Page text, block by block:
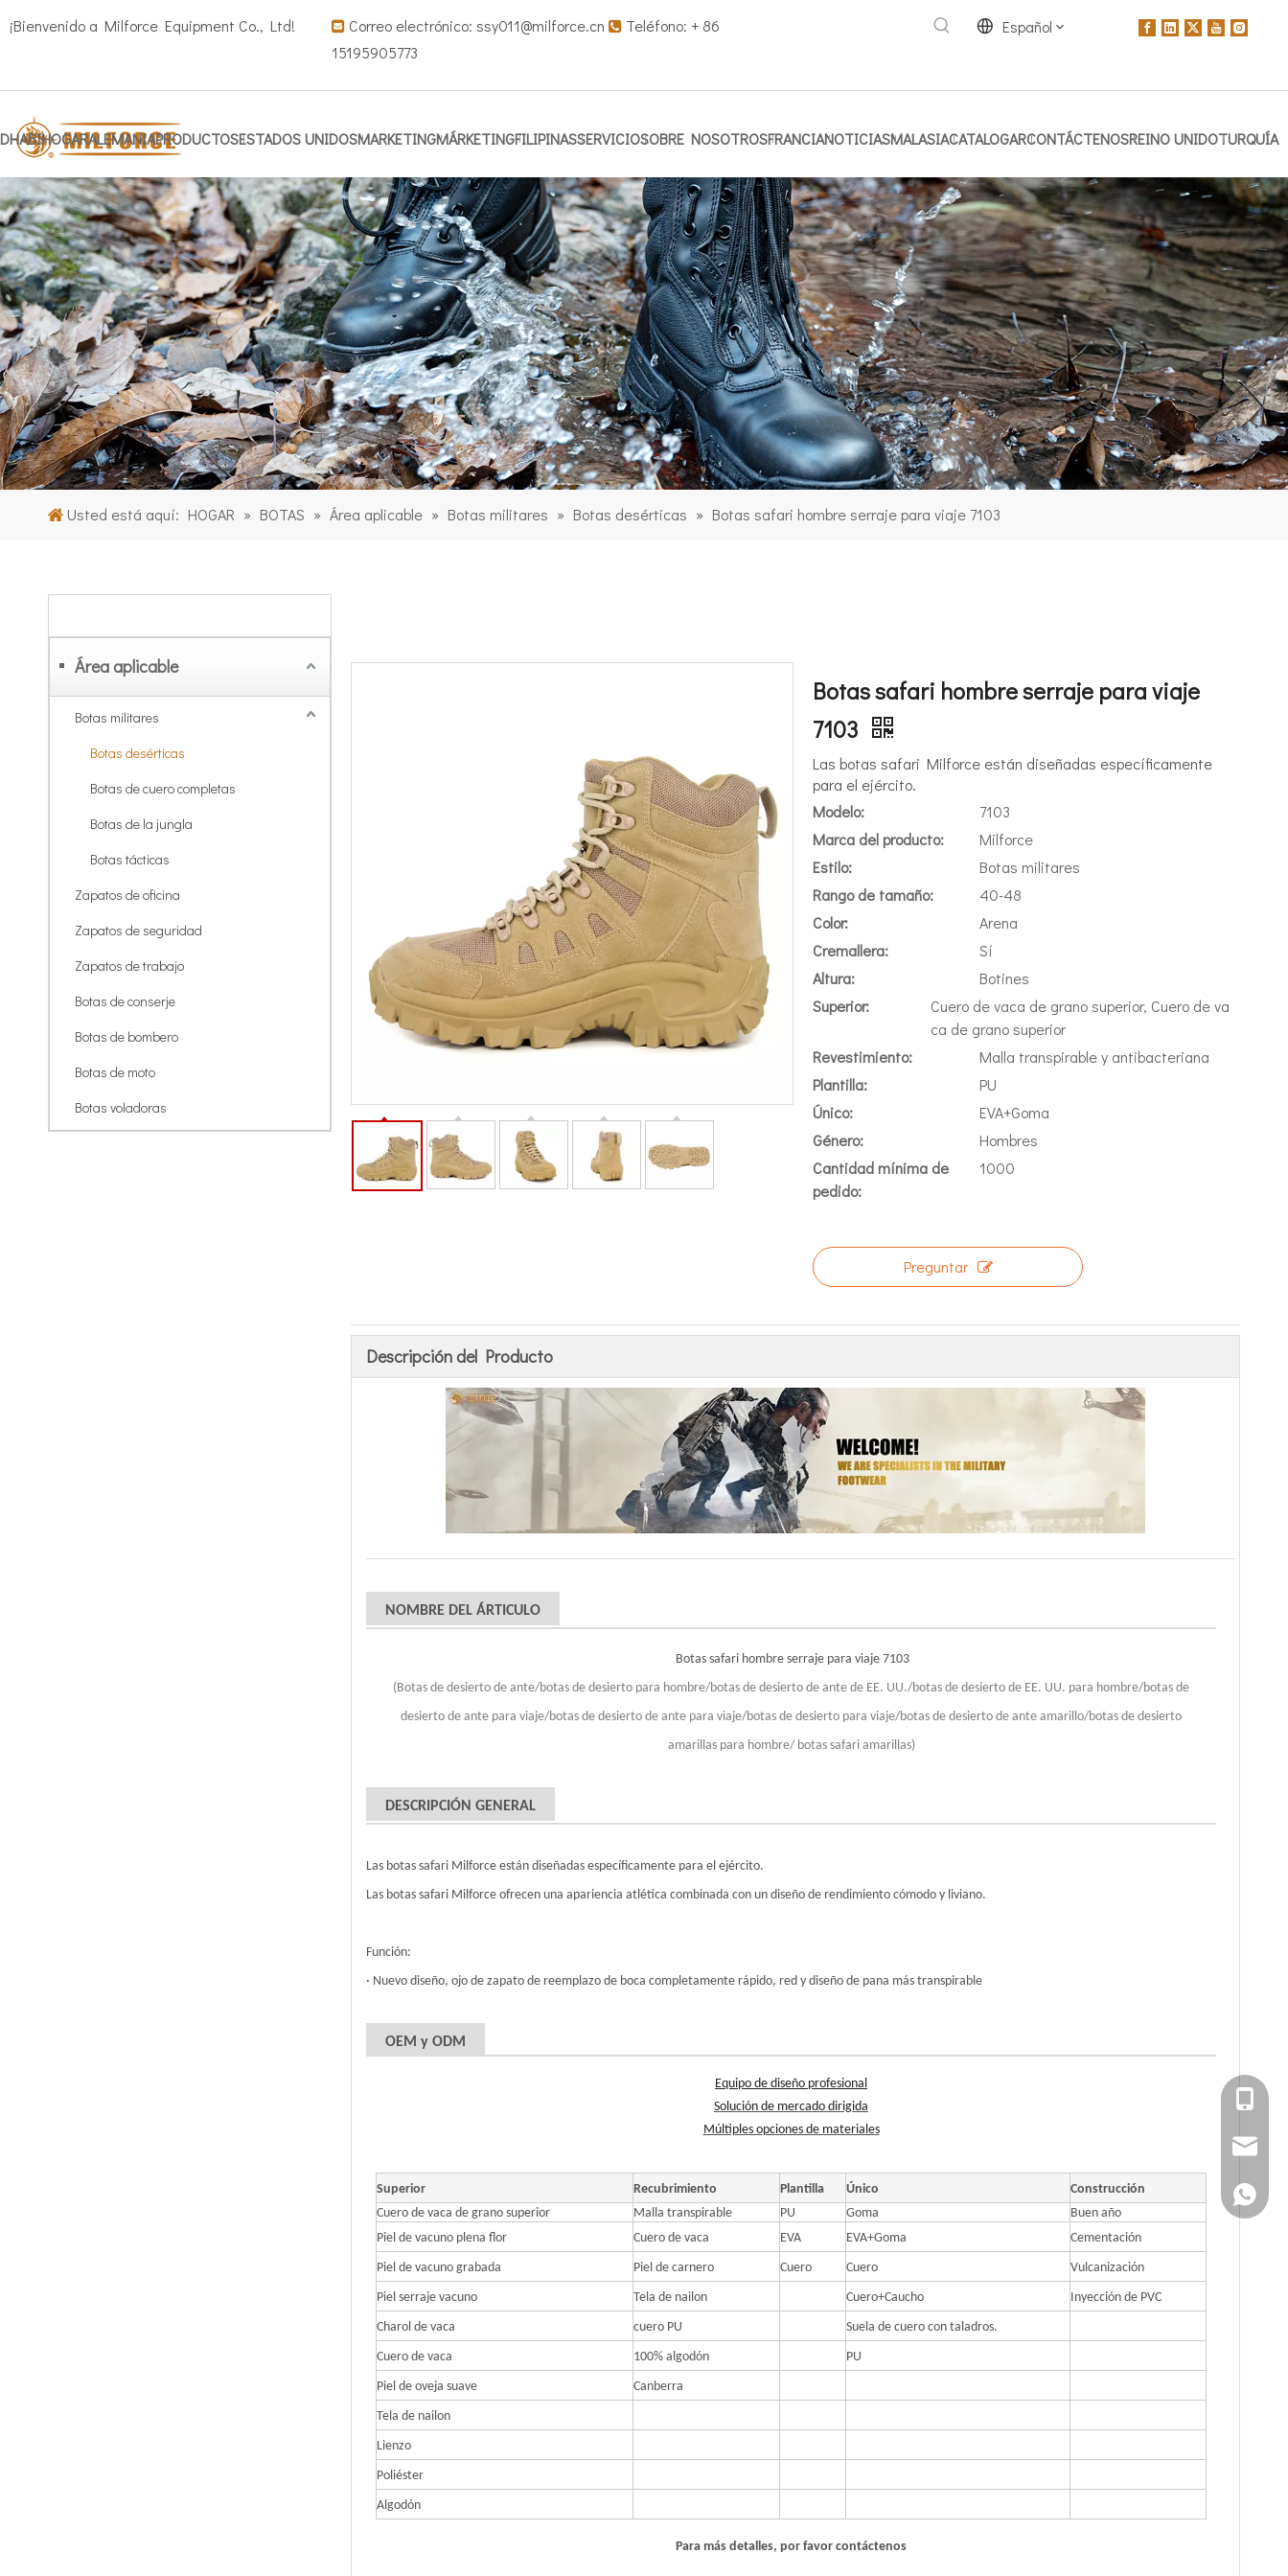
¡Bienvenido a Milforce Equipment Co., Ltd!  Correo electrónico: ssy011@milforce.cn  Teléfono: + 86
15195905773
Español
HOGARALEMANIAPRODUCTOSESTADOS UNIDOSMARKETINGMÁRKETINGFILIPINASSERVICIOSOBRE NOSOTROSFRANCIANOTICIASMALASIACATALOGARCONTÁCTENOSREINO UNIDOTURQUÍA
Usted está aquí: HOGAR » BOTAS » Área aplicable » Botas militares » Botas desérticas » Botas safari hombre serraje para viaje 7103
Área aplicable
Botas militares
Botas desérticas
Botas de cuero completas
Botas de la jungla
Botas tácticas
Zapatos de oficina
Zapatos de seguridad
Zapatos de trabajo
Botas de conserje
Botas de bombero
Botas de moto
Botas voladoras
Botas safari hombre serraje para viaje
7103
Las botas safari Milforce están diseñadas específicamente
para el ejército.
Modelo:
7103
Marca del producto:
Milforce
Estilo:
Botas militares
Rango de tamaño:
40-48
Color:
Arena
Cremallera:
Sí
Altura:
Botines
Superior:
Cuero de vaca de grano superior, Cuero de va
ca de grano superior
Revestimiento:
Malla transpirable y antibacteriana
Plantilla:
PU
Único:
EVA+Goma
Género:
Hombres
Cantidad mínima de
pedido:
1000
Preguntar
Descripción del Producto
NOMBRE DEL ÁRTICULO
Botas safari hombre serraje para viaje 7103
(Botas de desierto de ante/botas de desierto para hombre/botas de desierto de ante de EE. UU./botas de desierto de EE. UU. para hombre/botas de
desierto de ante para viaje/botas de desierto de ante para viaje/botas de desierto para viaje/botas de desierto de ante amarillo/botas de desierto
amarillas para hombre/ botas safari amarillas)
DESCRIPCIÓN GENERAL
Las botas safari Milforce están diseñadas específicamente para el ejército.
Las botas safari Milforce ofrecen una apariencia atlética combinada con un diseño de rendimiento cómodo y liviano.
Función:
· Nuevo diseño, ojo de zapato de reemplazo de boca completamente rápido, red y diseño de pana más transpirable
OEM y ODM
Equipo de diseño profesional
Solución de mercado dirigida
Múltiples opciones de materiales
Superior Recubrimiento Plantilla Único
Construcción
Cuero de vaca de grano superior
Malla transpirable PU Goma
Buen año
Piel de vacuno plena flor
Cuero de vaca EVA EVA+Goma Cementación
Piel de vacuno grabada Piel de carnero Cuero Cuero Vulcanización
Piel serraje vacuno Tela de nailon Cuero+Caucho Inyección de PVC
Charol de vaca cuero PU Suela de cuero con taladros.
Cuero de vaca 100% algodón PU
Piel de oveja suave Canberra
Tela de nailon
Lienzo
Poliéster
Algodón
Para más detalles, por favor contáctenos
+86
+86